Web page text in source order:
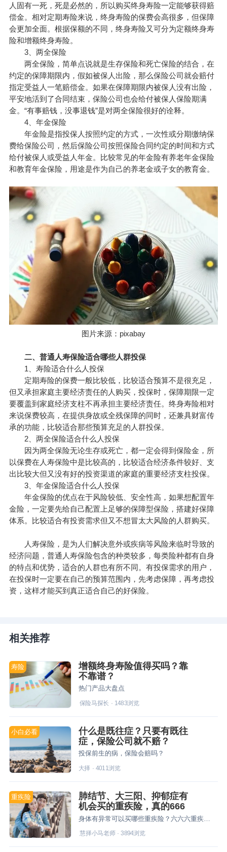
人固有一死，死是必然的，所以购买终身寿险一定能够获得赔
偿金。相对定期寿险来说，终身寿险的保费会高很多，但保障
会更加全面。根据保额的不同，终身寿险又可分为定额终身寿
险和增额终身寿险。
3、两全保险
两全保险，简单点说就是生存保险和死亡保险的结合，在
约定的保障期限内，假如被保人出险，那么保险公司就会赔付
指定受益人一笔赔偿金。如果在保障期限内被保人没有出险，
平安地活到了合同结束，保险公司也会给付被保人保险期满
金。“有事赔钱，没事退钱”是对两全保险很好的诠释。
4、年金保险
年金险是指投保人按照约定的方式，一次性或分期缴纳保
费给保险公司，然后保险公司按照保险合同约定的时间和方式
给付被保人或受益人年金。比较常见的年金险有养老年金保险
和教育年金保险，用途是作为自己的养老金或子女的教育金。
图片来源：pixabay
二、普通人寿保险适合哪些人群投保
1、寿险适合什么人投保
定期寿险的保费一般比较低，比较适合预算不是很充足，
但又承担家庭主要经济责任的人购买，投保时，保障期限一定
要覆盖到家庭经济支柱不再承担主要经济责任。终身寿险相对
来说保费较高，在提供身故或全残保障的同时，还兼具财富传
承的功能，比较适合那些预算充足的人群投保。
2、两全保险适合什么人投保
因为两全保险无论生存或死亡，都一定会得到保险金，所
以保费在人寿保险中是比较高的，比较适合经济条件较好、支
出比较大但又没有好的投资渠道的家庭的重要经济支柱投保。
3、年金保险适合什么人投保
年金保险的优点在于风险较低、安全性高，如果想配置年
金险，一定要先给自己配置上足够的保障型保险，搭建好保障
体系。比较适合有投资需求但又不想冒太大风险的人群购买。
人寿保险，是为人们解决意外或疾病等风险来临时导致的
经济问题，普通人寿保险包含的种类较多，每类险种都有自身
的特点和优势，适合的人群也有所不同。有投保需求的用户，
在投保时一定要在自己的预算范围内，先考虑保障，再考虑投
资，这样才能买到真正适合自己的好保险。
相关推荐
寿险
增额终身寿险值得买吗？靠
不靠谱？
热门产品大盘点
保险马探长 · 1483浏览
小白必看
什么是既往症？只要有既往
症，保险公司就不赔？
投保前生的病，保险会赔吗？
大择 · 4011浏览
重疾险
肺结节、大三阳、抑郁症有
机会买的重疾险，真的666
身体有异常可以买哪些重疾险？六六六重疾险的投保规则是什么？
慧择小马老师· 3894浏览